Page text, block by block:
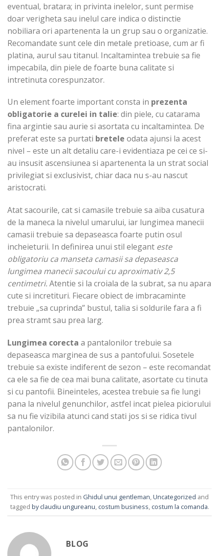
eventual, bratara; in privinta inelelor, sunt permise
doar verigheta sau inelul care indica o distinctie
nobiliara ori apartenenta la un grup sau o organizatie.
Recomandate sunt cele din metale pretioase, cum ar fi
platina, aurul sau titanul. Incaltamintea trebuie sa fie
impecabila, din piele de foarte buna calitate si
intretinuta corespunzator.
Un element foarte important consta in prezenta
obligatorie a curelei in talie: din piele, cu catarama
fina argintie sau aurie si asortata cu incaltamintea. De
preferat este sa purtati bretele odata ajunsi la acest
nivel – este un alt detaliu care-i evidentiaza pe cei ce si-
au insusit ascensiunea si apartenenta la un strat social
privilegiat si exclusivist, chiar daca nu s-au nascut
aristocrati.
Atat sacourile, cat si camasile trebuie sa aiba cusatura
de la maneca la nivelul umarului, iar lungimea manecii
camasii trebuie sa depaseasca foarte putin osul
incheieturii. In definirea unui stil elegant este
obligatoriu ca manseta camasii sa depaseasca
lungimea manecii sacoului cu aproximativ 2,5
centimetri. Atentie si la croiala de la subrat, sa nu apara
cute si incretituri. Fiecare obiect de imbracaminte
trebuie „sa cuprinda” bustul, talia si soldurile fara a fi
prea stramt sau prea larg.
Lungimea corecta a pantalonilor trebuie sa
depaseasca marginea de sus a pantofului. Sosetele
trebuie sa existe indiferent de sezon – este recomandat
ca ele sa fie de cea mai buna calitate, asortate cu tinuta
si cu pantofii. Bineinteles, acestea trebuie sa fie lungi
pana la nivelul genunchilor, astfel incat pielea piciorului
sa nu fie vizibila atunci cand stati jos si se ridica tivul
pantalonilor.
This entry was posted in Ghidul unui gentleman,Uncategorized and
tagged by claudiu ungureanu, costum business, costum la comanda.
BLOG